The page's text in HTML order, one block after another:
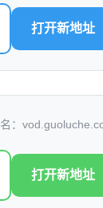
评分: 4.8
打开新地址
：
打开新地址